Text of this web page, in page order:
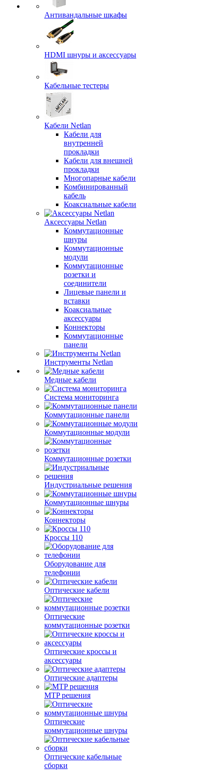
Антивандальные шкафы
HDMI шнуры и аксессуары
Кабельные тестеры
Кабели Netlan
Кабели для
внутренней
прокладки
Кабели для внешней
прокладки
Многопарные кабели
Комбинированный
кабель
Коаксиальные кабели
Аксессуары Netlan
Коммутационные
шнуры
Коммутационные
модули
Коммутационные
розетки и
соединители
Лицевые панели и
вставки
Коаксиальные
аксессуары
Коннекторы
Коммутационные
панели
Инструменты Netlan
Медные кабели
Система мониторинга
Коммутационные панели
Коммутационные модули
Коммутационные розетки
Индустриальные решения
Коммутационные шнуры
Коннекторы
Кроссы 110
Оборудование для
телефонии
Оптические кабели
Оптические
коммутационные розетки
Оптические кроссы и
аксессуары
Оптические адаптеры
MTP решения
Оптические
коммутационные шнуры
Оптические кабельные
сборки